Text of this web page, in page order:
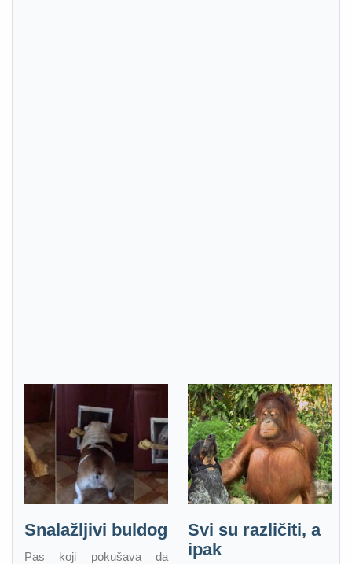
Snalažljivi buldog
Pas koji pokušava da
Svi su različiti, a
ipak